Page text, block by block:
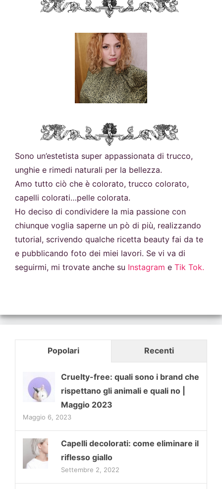
Sono un’estetista super appassionata di trucco,
unghie e rimedi naturali per la bellezza.
Amo tutto ciò che è colorato, trucco colorato,
capelli colorati…pelle colorata.
Ho deciso di condividere la mia passione con
chiunque voglia saperne un pò di più, realizzando
tutorial, scrivendo qualche ricetta beauty fai da te
e pubblicando foto dei miei lavori. Se vi va di
seguirmi, mi trovate anche su Instagram e Tik Tok.
Popolari Recenti
Cruelty-free: quali sono i brand che
rispettano gli animali e quali no |
Maggio 2023
Maggio 6, 2023
Capelli decolorati: come eliminare il
riflesso giallo
Settembre 2, 2022